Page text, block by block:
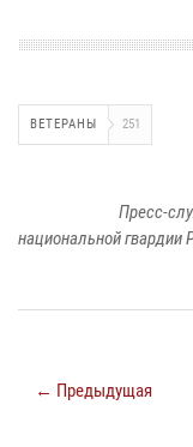
ВЕТЕРАНЫ 251
Пресс-
национальной
← Предыдущая